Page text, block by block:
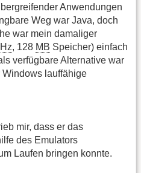
Anwendungen
Weg war Java, doch
war mein damaliger
, 128 MB Speicher) einfach
verfügbare Alternative war
Windows lauffähige
mir, dass er das
des Emulators
Laufen bringen konnte.